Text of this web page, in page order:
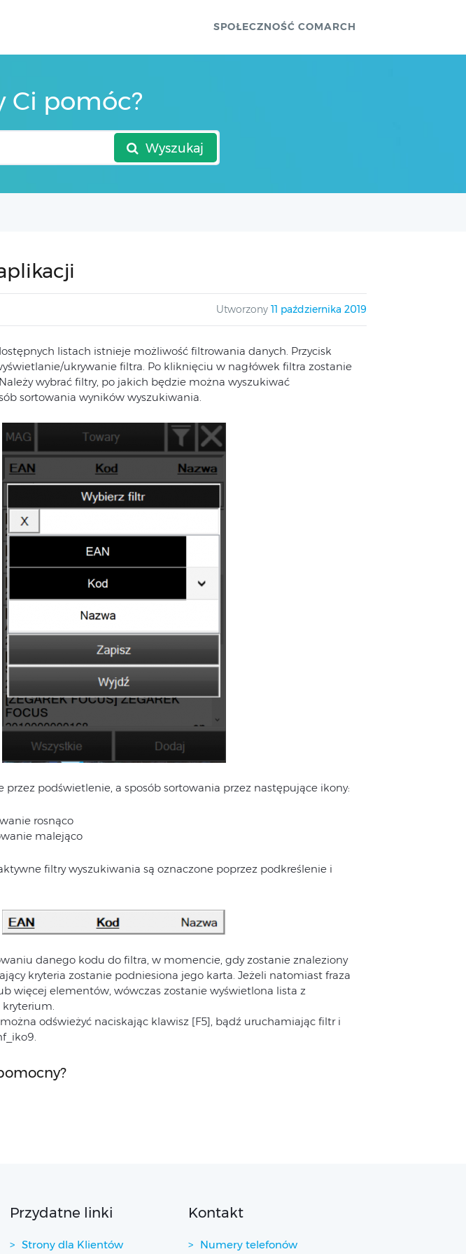
SPOŁECZNOŚĆ COMARCH
Ci pomóc?
Wyszukaj
Utworzony 11 października 2019
listach istnieje możliwość filtrowania danych. Przycisk
ukrywanie filtra. Po kliknięciu w nagłówek filtra zostanie
wybrać filtry, po jakich będzie można wyszukiwać
sortowania wyników wyszukiwania.
przez podświetlenie, a sposób sortowania przez następujące ikony:
rosnąco
malejąco
filtry wyszukiwania są oznaczone poprzez podkreślenie i
danego kodu do filtra, w momencie, gdy zostanie znaleziony
kryteria zostanie podniesiona jego karta. Jeżeli natomiast fraza
więcej elementów, wówczas zostanie wyświetlona lista z
odświeżyć naciskając klawisz [F5], bądź uruchamiając filtr i
.
Przydatne linki
Strony dla Klientów
Kontakt
Numery telefonów